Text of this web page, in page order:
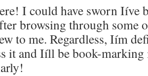
I could have sworn Iíve
browsing through some
to me. Regardless, Iím
it and Iíll be book-marking